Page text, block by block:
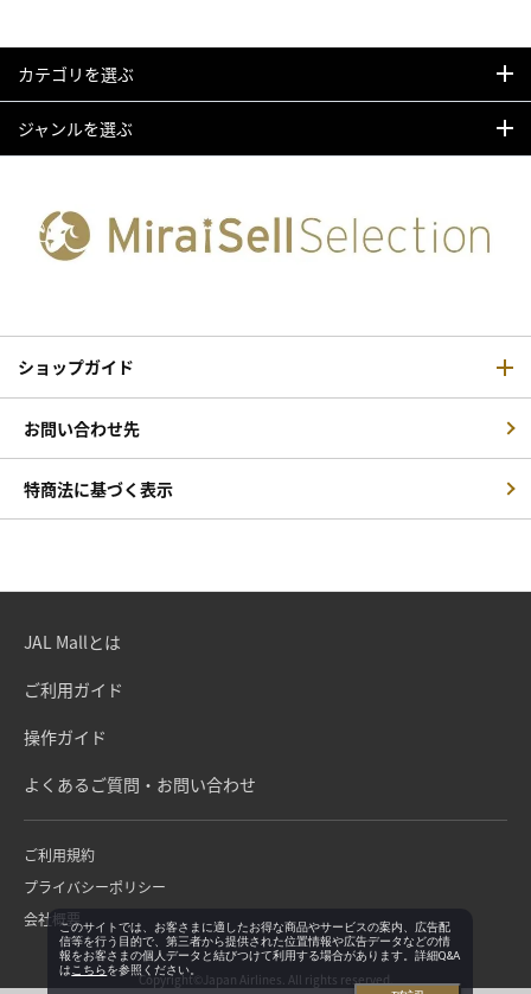
カテゴリを選ぶ
ジャンルを選ぶ
ショップガイド
お問い合わせ先
特商法に基づく表示
JAL Mallとは
ご利用ガイド
操作ガイド
よくあるご質問・お問い合わせ
ご利用規約
プライバシーポリシー
会社概要
Copyright©Japan Airlines. All rights reserved.
このサイトでは、お客さまに適したお得な商品やサービスの案内、広告配
信等を行う目的で、第三者から提供された位置情報や広告データなどの情
報をお客さまの個人データと結びつけて利用する場合があります。詳細Q&A
は こちらを参照ください。